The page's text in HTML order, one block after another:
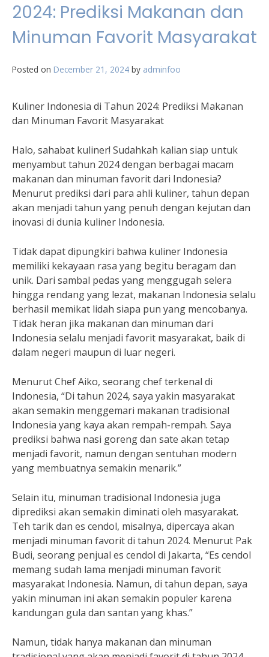
2024: Prediksi Makanan dan
Minuman Favorit Masyarakat
Posted on December 21, 2024 by adminfoo
Kuliner Indonesia di Tahun 2024: Prediksi Makanan
dan Minuman Favorit Masyarakat
Halo, sahabat kuliner! Sudahkah kalian siap untuk
menyambut tahun 2024 dengan berbagai macam
makanan dan minuman favorit dari Indonesia?
Menurut prediksi dari para ahli kuliner, tahun depan
akan menjadi tahun yang penuh dengan kejutan dan
inovasi di dunia kuliner Indonesia.
Tidak dapat dipungkiri bahwa kuliner Indonesia
memiliki kekayaan rasa yang begitu beragam dan
unik. Dari sambal pedas yang menggugah selera
hingga rendang yang lezat, makanan Indonesia selalu
berhasil memikat lidah siapa pun yang mencobanya.
Tidak heran jika makanan dan minuman dari
Indonesia selalu menjadi favorit masyarakat, baik di
dalam negeri maupun di luar negeri.
Menurut Chef Aiko, seorang chef terkenal di
Indonesia, “Di tahun 2024, saya yakin masyarakat
akan semakin menggemari makanan tradisional
Indonesia yang kaya akan rempah-rempah. Saya
prediksi bahwa nasi goreng dan sate akan tetap
menjadi favorit, namun dengan sentuhan modern
yang membuatnya semakin menarik.”
Selain itu, minuman tradisional Indonesia juga
diprediksi akan semakin diminati oleh masyarakat.
Teh tarik dan es cendol, misalnya, dipercaya akan
menjadi minuman favorit di tahun 2024. Menurut Pak
Budi, seorang penjual es cendol di Jakarta, “Es cendol
memang sudah lama menjadi minuman favorit
masyarakat Indonesia. Namun, di tahun depan, saya
yakin minuman ini akan semakin populer karena
kandungan gula dan santan yang khas.”
Namun, tidak hanya makanan dan minuman